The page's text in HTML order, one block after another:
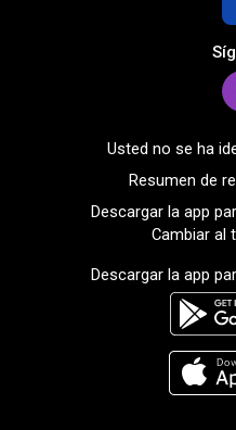
Usted no se ha
Resumen de
Descargar la app
Cambiar al
Descargar la app